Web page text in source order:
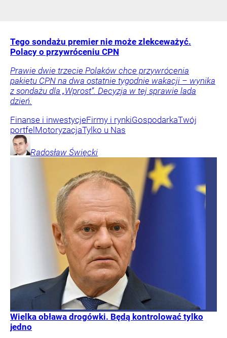
Tego sondażu premier nie może zlekceważyć.
Polacy o przywróceniu CPN
Prawie dwie trzecie Polaków chce przywrócenia
pakietu CPN na dwa ostatnie tygodnie wakacji – wynika
z sondażu dla „Wprost”. Decyzja w tej sprawie lada
dzień.
Finanse i inwestycjeFirmy i rynkiGospodarkaTwój
portfel MotoryzacjaTylko u Nas
Radosław Święcki
Wielka obława drogówki. Będą kontrolować tylko
jedno